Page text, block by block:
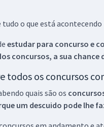
o que está
estudar para concurso e
concursos, a sua chance
todos os concursos
quais são os
um descuido pode lhe